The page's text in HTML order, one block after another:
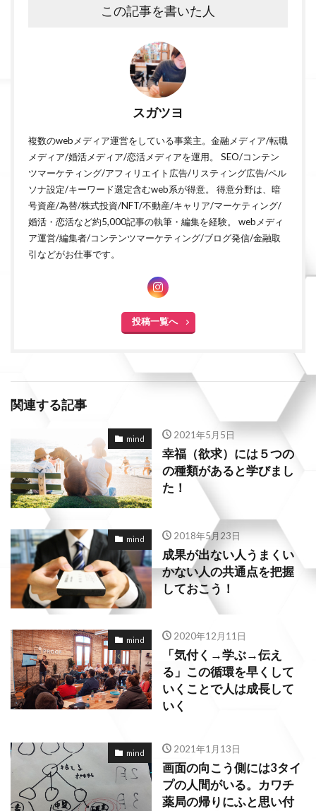
この記事を書いた人
スガツヨ
複数のwebメディア運営をしている事業主。金融メディア/転職
メディア/婚活メディア/恋活メディアを運用。 SEO/コンテン
ツマーケティング/アフィリエイト広告/リスティング広告/ペル
ソナ設定/キーワード選定含むweb系が得意。 得意分野は、暗
号資産/為替/株式投資/NFT/不動産/キャリア/マーケティング/
婚活・恋活など約5,000記事の執筆・編集を経験。 webメディ
ア運営/編集者/コンテンツマーケティング/ブログ発信/金融取
引などがお仕事です。
投稿一覧へ
関連する記事
mind 2021年5月5日
幸福（欲求）には５つの
の種類があると学びまし
た！
mind 2018年5月23日
成果が出ない人うまくい
かない人の共通点を把握
しておこう！
mind 2020年12月11日
「気付く→学ぶ→伝え
る」この循環を早くして
いくことで人は成長して
いく
mind 2021年1月13日
画面の向こう側には3タイ
プの人間がいる。カワチ
薬局の帰りにふと思い付